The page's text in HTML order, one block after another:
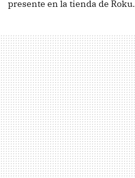
presente en la tienda de Roku.